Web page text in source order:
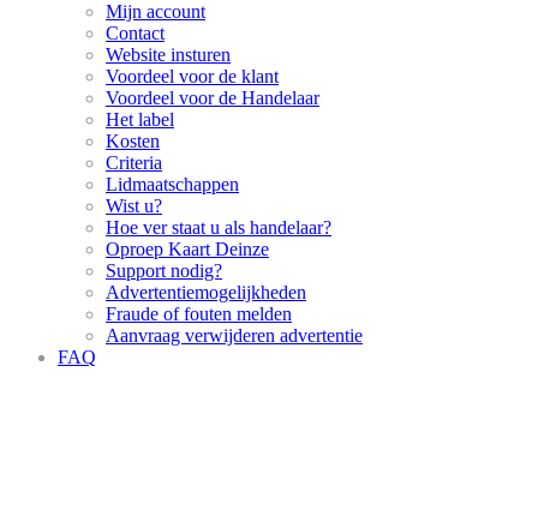
Mijn account
Contact
Website insturen
Voordeel voor de klant
Voordeel voor de Handelaar
Het label
Kosten
Criteria
Lidmaatschappen
Wist u?
Hoe ver staat u als handelaar?
Oproep Kaart Deinze
Support nodig?
Advertentiemogelijkheden
Fraude of fouten melden
Aanvraag verwijderen advertentie
FAQ